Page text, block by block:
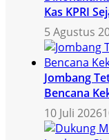
Kas KPRI
5 Agustus
Jombang
Bencana
10 Juli 2026